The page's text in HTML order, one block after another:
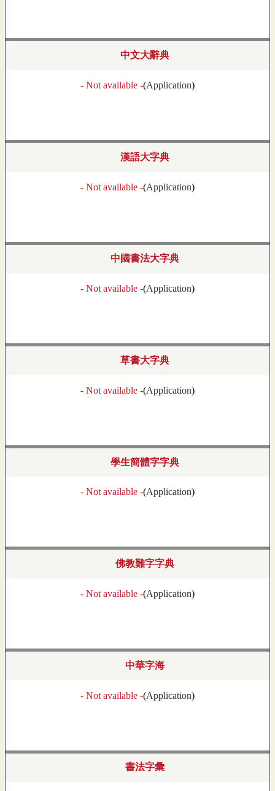
中文大辭典
- Not available -(Application)
漢語大字典
- Not available -(Application)
中國書法大字典
- Not available -(Application)
草書大字典
- Not available -(Application)
學生簡體字字典
- Not available -(Application)
佛教難字字典
- Not available -(Application)
中華字海
- Not available -(Application)
書法字彙